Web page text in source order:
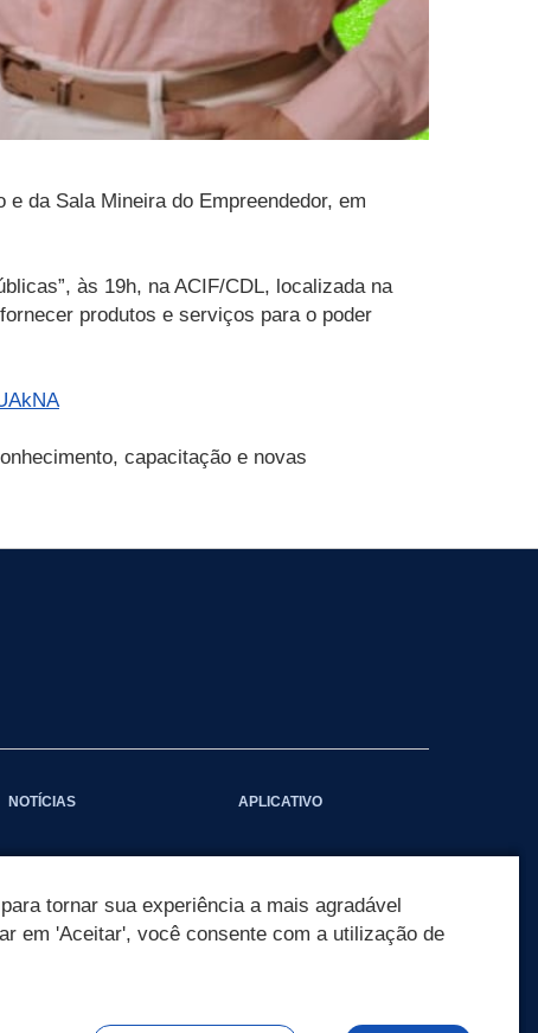
da Sala Mineira do Empreendedor, em
às 19h, na ACIF/CDL, localizada na
produtos e serviços para o poder
capacitação e novas
NOTÍCIAS APLICATIVO
tornar sua experiência a mais agradável
em 'Aceitar', você consente com a utilização de